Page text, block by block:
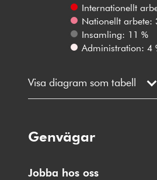
Internationellt
Nationellt arbete:
Insamling: 11 %
Administration: 4
Visa diagram som tabell
Genvägar
Jobba hos oss